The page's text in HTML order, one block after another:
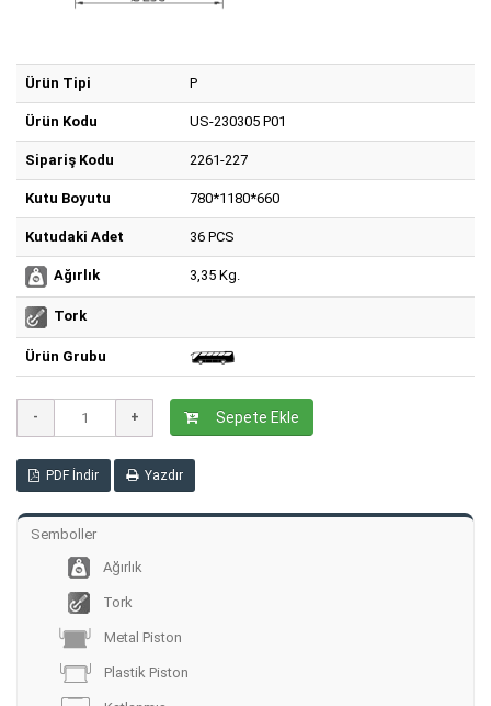
Ürün Tipi P
Ürün Kodu US-230305 P01
Sipariş Kodu 2261-227
Kutu Boyutu 780*1180*660
Kutudaki Adet 36 PCS
Ağırlık 3,35 Kg.
Tork
Ürün Grubu
Sepete Ekle
PDF İndir Yazdır
Semboller
Ağırlık
Tork
Metal Piston
Plastik Piston